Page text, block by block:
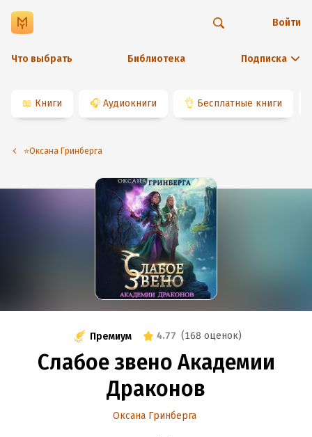
Что выбрать Библиотека Подписка
Войти
📖 Книги 🎧 Аудиокниги 👌 Бесплатные книги
⭐️Оксана Гринберга
Премиум 4.77 (168 оценок)
Слабое звено Академии
Драконов
Оксана Гринберга